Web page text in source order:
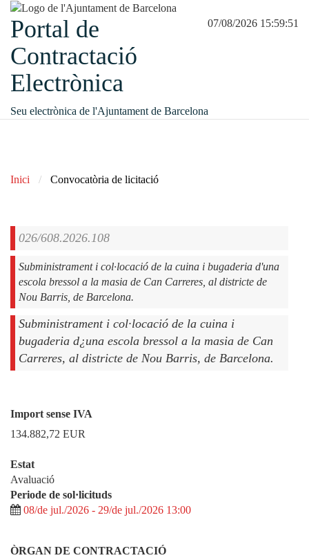
07/08/2026 15:59:51
Portal de
Contractació
Electrònica
Seu electrònica de l'Ajuntament de Barcelona
Inici Convocatòria de licitació
026/608.2026.108
Subministrament i col·locació de la cuina i bugaderia d'una
escola bressol a la masia de Can Carreres, al districte de
Nou Barris, de Barcelona.
Subministrament i col·locació de la cuina i
bugaderia d¿una escola bressol a la masia de Can
Carreres, al districte de Nou Barris, de Barcelona.
Import sense IVA
134.882,72 EUR
Estat
Avaluació
Periode de sol·licituds
08/de jul./2026 - 29/de jul./2026 13:00
ÒRGAN DE CONTRACTACIÓ